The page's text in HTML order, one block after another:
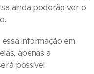
ainda poderão ver o
informação em
apenas a
possível.